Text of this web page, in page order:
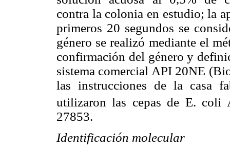
contra la colonia en estudio; la
primeros 20 segundos se
género se realizó mediante el
confirmación del género y
sistema comercial API 20NE
las instrucciones de la casa
utilizaron las cepas de E. coli
27853.
Identificación molecular